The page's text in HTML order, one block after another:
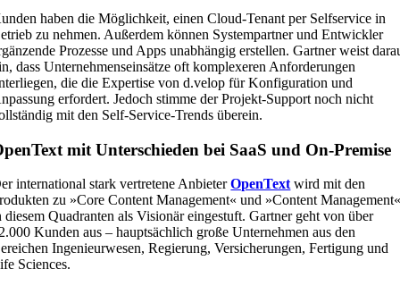
haben die Möglichkeit, einen Cloud-Tenant per Selfservice in
zu nehmen. Außerdem können Systempartner und Entwickler
Prozesse und Apps unabhängig erstellen. Gartner weist
dass Unternehmenseinsätze oft komplexeren Anforderungen
die die Expertise von d.velop für Konfiguration und
erfordert. Jedoch stimme der Projekt-Support noch nicht
mit den Self-Service-Trends überein.
mit Unterschieden bei SaaS und On-Premise
international stark vertretene AnbieterOpenText wird mit den
zu »Core Content Management« und »Content
diesem Quadranten als Visionär eingestuft. Gartner geht von über
Kunden aus – hauptsächlich große Unternehmen aus den
Ingenieurwesen, Regierung, Versicherungen, Fertigung und
Sciences.